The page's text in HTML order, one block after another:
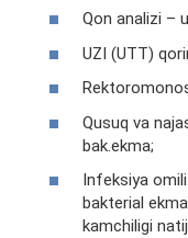
Qon analizi –
UZI (UTT)
Qusuq va
bak.ekma;
Infeksiya
bakterial
kamchiligi